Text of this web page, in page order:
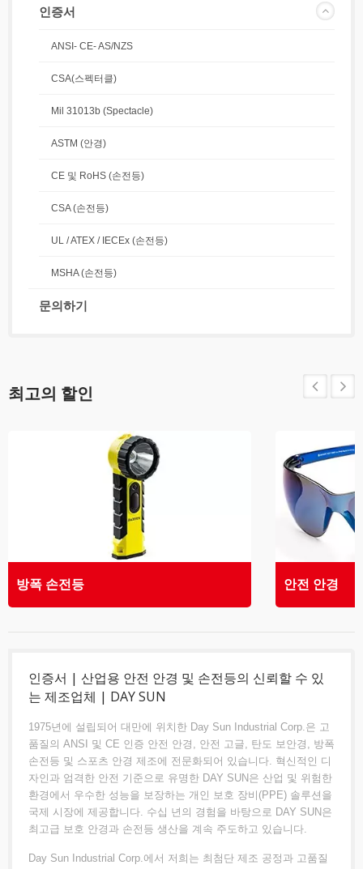
인증서
ANSI- CE- AS/NZS
CSA(스펙터클)
Mil 31013b (Spectacle)
ASTM (안경)
CE 및 RoHS (손전등)
CSA (손전등)
UL / ATEX / IECEx (손전등)
MSHA (손전등)
문의하기
최고의 할인
방폭 손전등 안전 안경
인증서 | 산업용 안전 안경 및 손전등의 신뢰할 수 있
는 제조업체 | DAY SUN
1975년에 설립되어 대만에 위치한 Day Sun Industrial Corp.은 고
품질의 ANSI 및 CE 인증 안전 안경, 안전 고글, 탄도 보안경, 방폭
손전등 및 스포츠 안경 제조에 전문화되어 있습니다. 혁신적인 디
자인과 엄격한 안전 기준으로 유명한 DAY SUN은 산업 및 위험한
환경에서 우수한 성능을 보장하는 개인 보호 장비(PPE) 솔루션을
국제 시장에 제공합니다. 수십 년의 경험을 바탕으로 DAY SUN은
최고급 보호 안경과 손전등 생산을 계속 주도하고 있습니다.
Day Sun Industrial Corp.에서 저희는 최첨단 제조 공정과 고품질